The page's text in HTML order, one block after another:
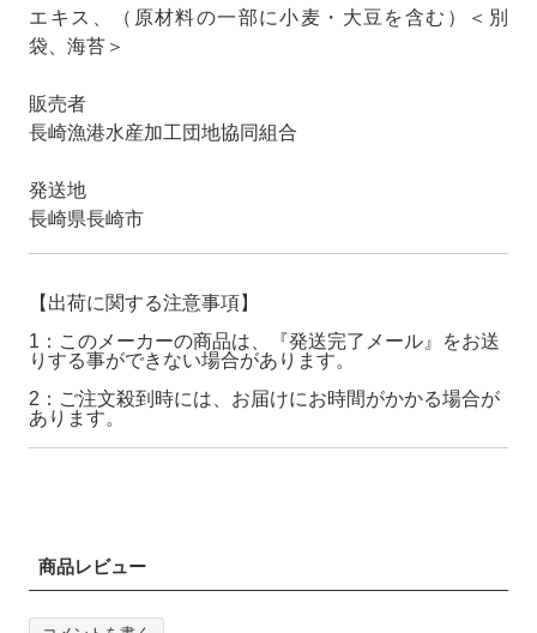
エキス、（原材料の一部に小麦・大豆を含む）＜別
袋、海苔＞
販売者
長崎漁港水産加工団地協同組合
発送地
長崎県長崎市
【出荷に関する注意事項】
1：このメーカーの商品は、『発送完了メール』をお送
りする事ができない場合があります。
2：ご注文殺到時には、お届けにお時間がかかる場合が
あります。
商品レビュー